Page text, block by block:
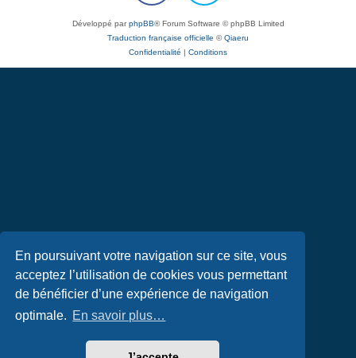
En poursuivant votre navigation sur ce site, vous
acceptez l’utilisation de cookies vous permettant
de bénéficier d’une expérience de navigation
optimale. En savoir plus…
Développé parphpBB® Forum Software © phpBB Limited
Traduction française officielle ©Qiaeru
Confidentialité | Conditions